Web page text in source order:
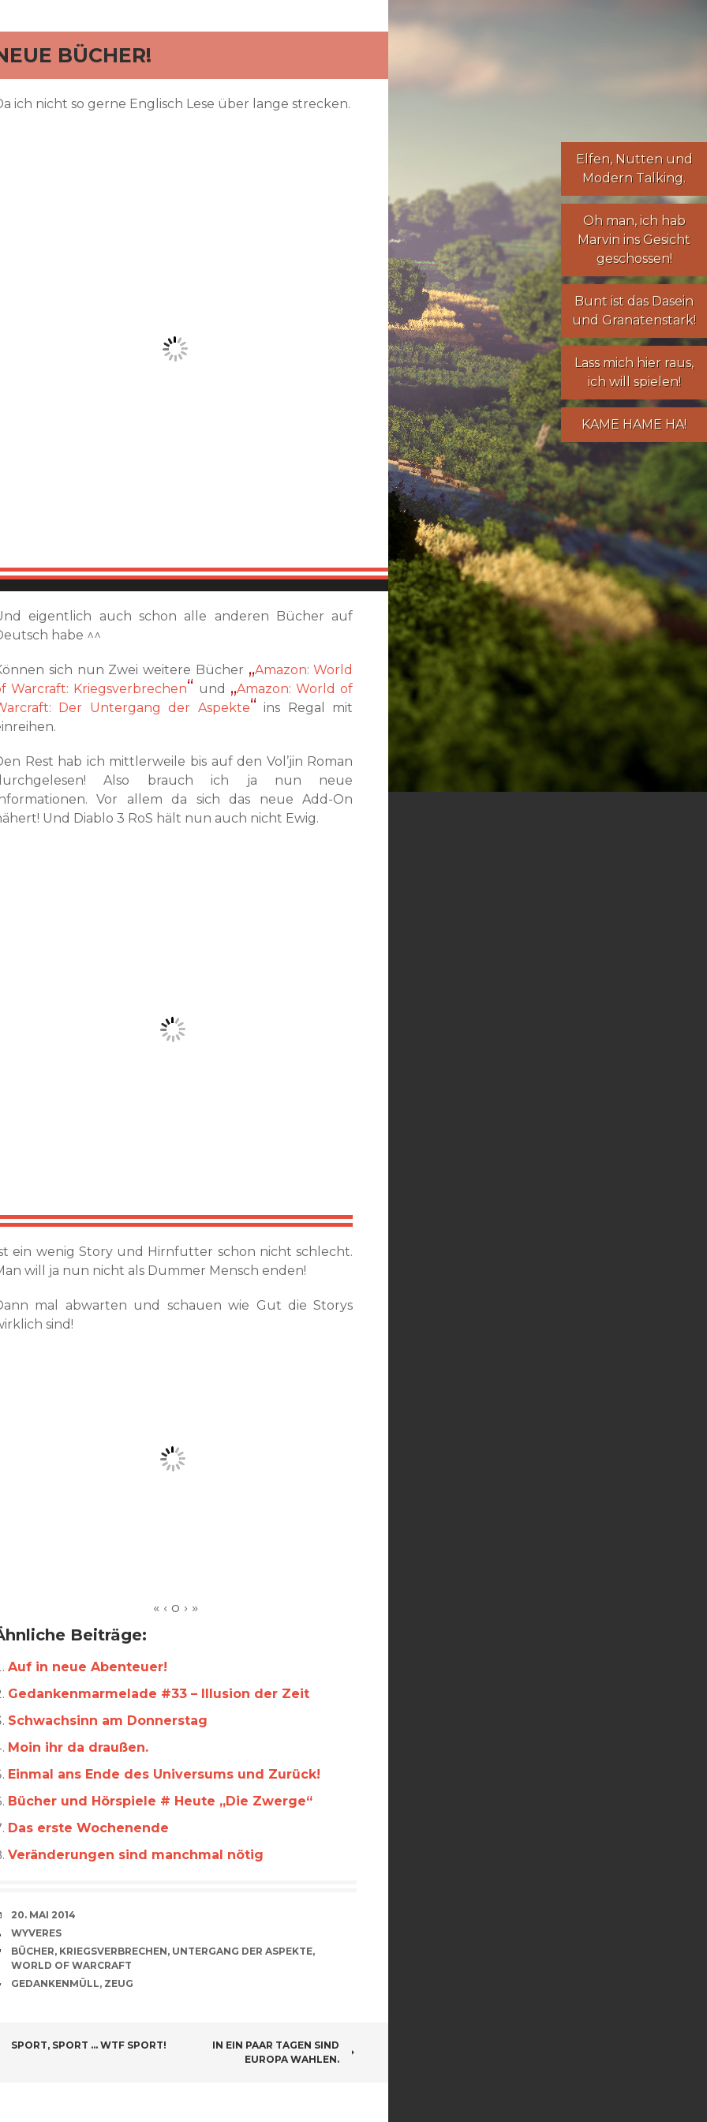
Elfen, Nuttenund
Modern Talking.
Oh man, ich hab
Marvin ins Gesicht
geschossen!
Bunt ist das Dasein
und Granatenstark!
Lass mich hier raus,
ich will spielen!
KAME HAME HA!
BÜCHER!
ich nicht so gerne Englisch Lese über lange strecken.
eigentlich auch schon alle anderen Bücher auf
habe ^^
sich nun Zwei weitere Bücher
Amazon: World
Warcraft: Kriegsverbrechen
und
Amazon: World of
Der Untergang der Aspekte
ins Regal mit
Rest hab ich mittlerweile bis auf den Vol’jin Roman
Also brauch ich ja nun neue
Vor allem da sich das neue Add-On
Und Diablo 3 RoS hält nun auch nicht Ewig.
ein wenig Story und Hirnfutter schon nicht schlecht.
will ja nun nicht als Dummer Mensch enden!
mal abwarten und schauen wie Gut die Storys
sind!
Beiträge:
Auf in neue Abenteuer!
Gedankenmarmelade #33 – Illusion der Zeit
Schwachsinn am Donnerstag
Moin ihr da draußen.
Einmal ans Ende des Universums und Zurück!
Bücher und Hörspiele # Heute „Die Zwerge“
Das erste Wochenende
Veränderungen sind manchmal nötig
VERABREDUNG
20. MAI 2014
VERFASSER
WYVERES
SCHLAGWÖRTER
BÜCHER, KRIEGSVERBRECHEN, UNTERGANG DER ASPEKTE,
WORLD OF WARCRAFT
CATEGORIES
GEDANKENMÜLL, ZEUG
SPORT, SPORT … WTF SPORT!
IN EIN PAAR TAGEN SIND
EUROPA WAHLEN.